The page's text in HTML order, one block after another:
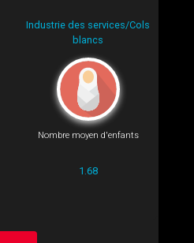
Industrie des services/Cols
blancs
Nombre moyen d'enfants
1.68